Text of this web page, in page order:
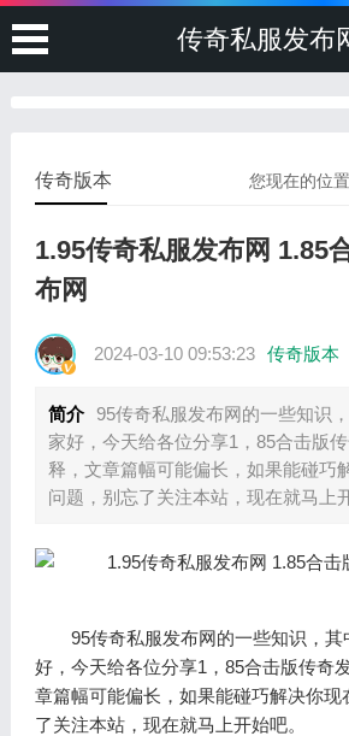
传奇私服发布
您现在的位
传奇版本
1.95传奇私服发布网 1.85
布网
2024-03-10 09:53:23 传奇版本
简介 95传奇私服发布网的一些知识
家好，今天给各位分享1，85合击版
释，文章篇幅可能偏长，如果能碰巧
问题，别忘了关注本站，现在就马上
95传奇私服发布网的一些知识，其
好，今天给各位分享1，85合击版传奇
章篇幅可能偏长，如果能碰巧解决你现
了关注本站，现在就马上开始吧。